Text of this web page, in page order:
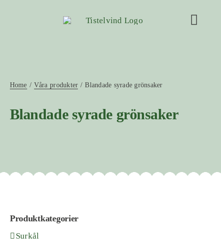
Recept & inspiration
Frågor & svar
Home Våra produkter Blandade syrade grönsaker
Blandade syrade grönsaker
Produktkategorier
Surkål